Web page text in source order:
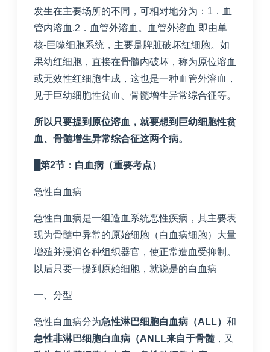
发生在主要场所的不同，可相对地分为：1．血
管内溶血,2．血管外溶血。血管外溶血 即由单
核-巨噬细胞系统，主要是脾脏破坏红细胞。如
果幼红细胞，直接在骨髓内破坏，称为原位溶血
或无效性红细胞生成，这也是一种血管外溶血，
见于巨幼细胞性贫血、骨髓增生异常综合征等。
所以只要提到原位溶血，就要想到巨幼细胞性贫
血、骨髓增生异常综合征这两个病。
第2节：白血病（重要考点）
急性白血病
急性白血病是一组造血系统恶性疾病，其主要表
现为骨髓中异常的原始细胞（白血病细胞）大量
增殖并浸润各种组织器官，使正常造血受抑制。
以后只要一提到原始细胞，就说是的白血病
一、分型
急性白血病分为急性淋巴细胞白血病（ALL） 和
急性非淋巴细胞白血病（ANLL来自于骨髓 ，又